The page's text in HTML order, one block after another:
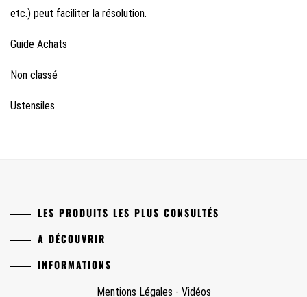
etc.) peut faciliter la résolution.
Guide Achats
Non classé
Ustensiles
LES PRODUITS LES PLUS CONSULTÉS
A DÉCOUVRIR
INFORMATIONS
Mentions Légales - Vidéos